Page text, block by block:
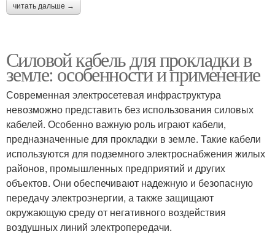
читать дальше →
Силовой кабель для прокладки в
земле: особенности и применение
Современная электросетевая инфраструктура
невозможно представить без использования силовых
кабелей. Особенно важную роль играют кабели,
предназначенные для прокладки в земле. Такие кабели
используются для подземного электроснабжения жилых
районов, промышленных предприятий и других
объектов. Они обеспечивают надежную и безопасную
передачу электроэнергии, а также защищают
окружающую среду от негативного воздействия
воздушных линий электропередачи.